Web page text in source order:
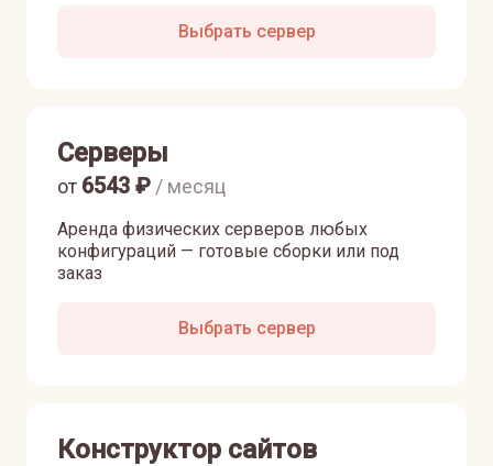
Выбрать сервер
Серверы
Аренда физических серверов любых
конфигураций — готовые сборки или под
заказ
от 6543 ₽ / месяц
Выбрать сервер
Конструктор сайтов